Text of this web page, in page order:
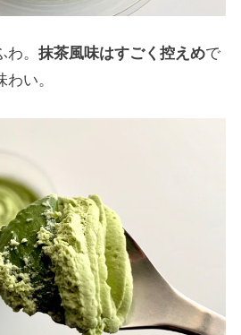
わ。抹茶風味はすごく控えめで
い。